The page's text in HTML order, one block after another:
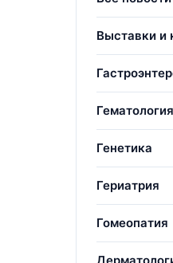
Выставки и
Гематология
Генетика
Гериатрия
Гомеопатия